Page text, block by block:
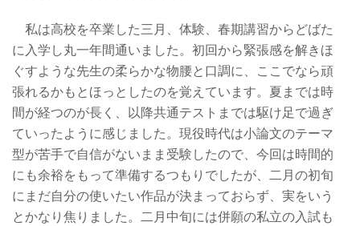
私は高校を卒業した三月、体験、春期講習からどばた
に入学し丸一年間通いました。初回から緊張感を解きほ
ぐすような先生の柔らかな物腰と口調に、ここでなら頑
張れるかもとほっとしたのを覚えています。夏までは時
間が経つのが長く、以降共通テストまでは駆け足で過ぎ
ていったように感じました。現役時代は小論文のテーマ
型が苦手で自信がないまま受験したので、今回は時間的
にも余裕をもって準備するつもりでしたが、二月の初旬
にまだ自分の使いたい作品が決まっておらず、実をいう
とかなり焦りました。二月中旬には併願の私立の入試も